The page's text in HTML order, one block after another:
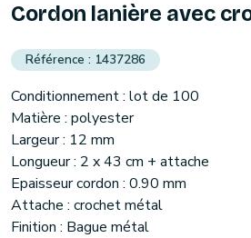
Cordon lanière avec
1437286
Conditionnement : lot de 100
Matière : polyester
Largeur : 12 mm
Longueur : 2 x 43 cm + attache
Epaisseur cordon : 0.90 mm
Attache : crochet métal
Finition : Bague métal